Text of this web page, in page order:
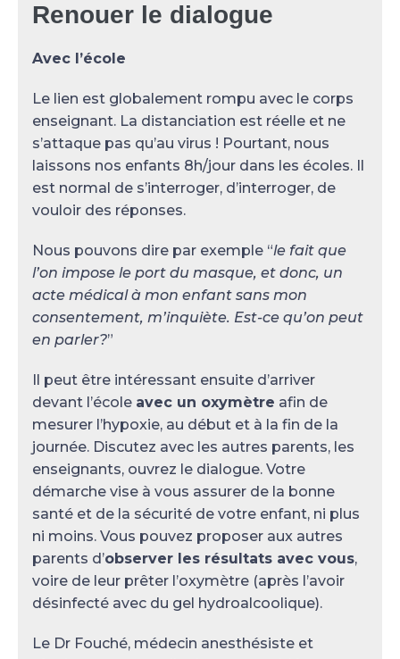
Renouer le dialogue
Avec l’école
Le lien est globalement rompu avec le corps
enseignant. La distanciation est réelle et ne
s’attaque pas qu’au virus ! Pourtant, nous
laissons nos enfants 8h/jour dans les écoles. Il
est normal de s’interroger, d’interroger, de
vouloir des réponses.
Nous pouvons dire par exemple “le fait que
l’on impose le port du masque, et donc, un
acte médical à mon enfant sans mon
consentement, m’inquiète. Est-ce qu’on peut
en parler?”
Il peut être intéressant ensuite d’arriver
devant l’école avec un oxymètre afin de
mesurer l’hypoxie, au début et à la fin de la
journée. Discutez avec les autres parents, les
enseignants, ouvrez le dialogue. Votre
démarche vise à vous assurer de la bonne
santé et de la sécurité de votre enfant, ni plus
ni moins. Vous pouvez proposer aux autres
parents d’observer les résultats avec vous,
voire de leur prêter l’oxymètre (après l’avoir
désinfecté avec du gel hydroalcoolique).
Le Dr Fouché, médecin anesthésiste et